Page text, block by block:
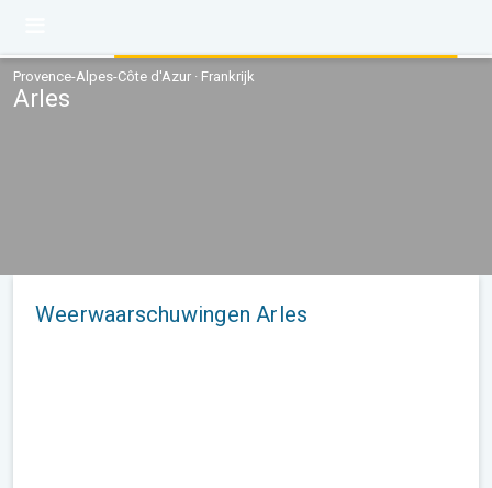
Provence-Alpes-Côte d'Azur · Frankrijk
Arles
Weerwaarschuwingen Arles